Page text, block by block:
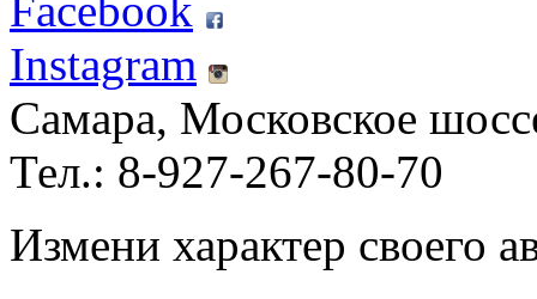
Instagram
Самара, Московское
Тел.: 8-927-267-80-70
Измени характер своего